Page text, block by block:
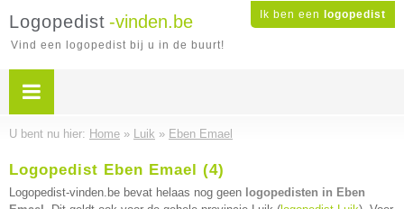
Ik ben een logopedist
Logopedist -vinden.be
Vind een logopedist bij u in de buurt!
U bent nu hier: Home » Luik » Eben Emael
Logopedist Eben Emael (4)
Logopedist-vinden.be bevat helaas nog geen logopedisten in Eben